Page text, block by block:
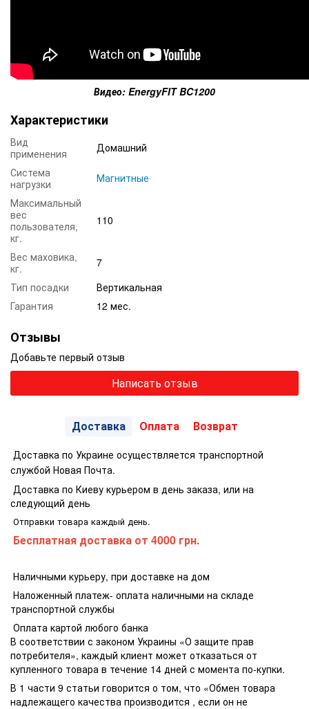
Видео: EnergyFIT BC1200
Характеристики
Вид
применения
Домашний
Система
нагрузки
Магнитные
Максимальный
вес
пользователя,
кг.
110
Вес маховика,
кг.
7
Тип посадки
Вертикальная
Гарантия
12 мес.
Отзывы
Добавьте первый отзыв
Написать отзыв
Доставка Оплата Возврат
Доставка по Украине осуществляется транспортной
службой Новая Почта.
Доставка по Киеву курьером в день заказа, или на
следующий день
Отправки товара каждый день.
Бесплатная доставка от 4000 грн.
Наличными курьеру, при доставке на дом
Наложенный платеж- оплата наличными на складе
транспортной службы
Оплата картой любого банка
В соответствии с законом Украины «О защите прав
потребителя», каждый клиент может отказаться от
купленного товара в течение 14 дней с момента по-купки.
В 1 части 9 статьи говорится о том, что «Обмен товара
надлежащего качества производится , если он не